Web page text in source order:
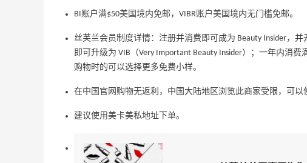
BI账户满$50美国境内免邮，VIBR账户美国境内无门槛免邮。
丝芙兰会员制度详情：注册并消费即可成为 Beauty Insider，
即可升级为 VIB（Very Important Beauty Insider）；一年内消
购物时的可以选择更多免费小样。
在中国官网购物无返利，中国大陆地区浏览此商家受限，可以
建议使用美卡美私地址下单。
adidas HK：精选正价产品促销！入球
衣、金属银跆拳道鞋等
2件8折 叠加满HK$1800-100
满赠正装橘子眼霜+精华唇蜜等好礼
2小